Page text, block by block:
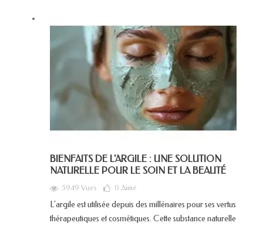
BIENFAITS DE L'ARGILE : UNE SOLUTION
NATURELLE POUR LE SOIN ET LA BEAUTÉ
5949 Vues 0 Aimé
L'argile est utilisée depuis des millénaires pour ses vertus
thérapeutiques et cosmétiques. Cette substance naturelle